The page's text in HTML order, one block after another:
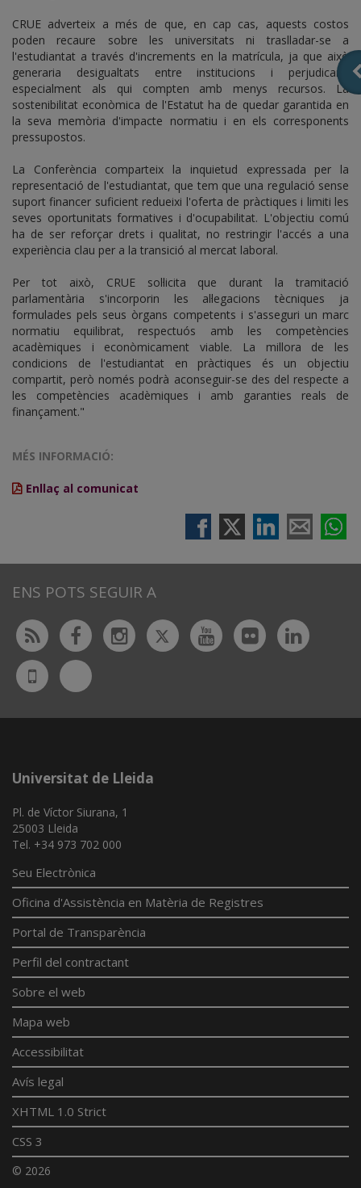
CRUE adverteix a més de que, en cap cas, aquests costos
poden recaure sobre les universitats ni traslladar-se a
l'estudiantat a través d'increments en la matrícula, ja que això
generaria desigualtats entre institucions i perjudicaria
especialment als qui compten amb menys recursos. La
sostenibilitat econòmica de l'Estatut ha de quedar garantida en
la seva memòria d'impacte normatiu i en els corresponents
pressupostos.
La Conferència comparteix la inquietud expressada per la
representació de l'estudiantat, que tem que una regulació sense
suport financer suficient redueixi l'oferta de pràctiques i limiti les
seves oportunitats formatives i d'ocupabilitat. L'objectiu comú
ha de ser reforçar drets i qualitat, no restringir l'accés a una
experiència clau per a la transició al mercat laboral.
Per tot això, CRUE sol·licita que durant la tramitació
parlamentària s'incorporin les al·legacions tècniques ja
formulades pels seus òrgans competents i s'asseguri un marc
normatiu equilibrat, respectuós amb les competències
acadèmiques i econòmicament viable. La millora de les
condicions de l'estudiantat en pràctiques és un objectiu
compartit, però només podrà aconseguir-se des del respecte a
les competències acadèmiques i amb garanties reals de
finançament."
MÉS INFORMACIÓ:
Enllaç al comunicat
ENS POTS SEGUIR A
Rss FacebookInstagram
TwitterYoutubeFlickr
UdL
App
Bluesky
Universitat de Lleida
Pl. de Víctor Siurana, 1
25003 Lleida
Tel. +34 973 702 000
Seu Electrònica
Oficina d'Assistència en Matèria de Registres
Portal de Transparència
Perfil del contractant
Sobre el web
Mapa web
Accessibilitat
Avís legal
XHTML 1.0 Strict
CSS 3
© 2026